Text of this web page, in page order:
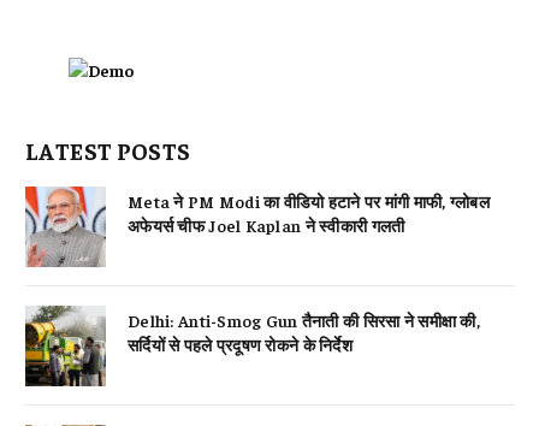
LATEST POSTS
Meta ने PM Modi का वीडियो हटाने पर मांगी माफी, ग्लोबल
अफेयर्स चीफ Joel Kaplan ने स्वीकारी गलती
Delhi: Anti-Smog Gun तैनाती की सिरसा ने समीक्षा की,
सर्दियों से पहले प्रदूषण रोकने के निर्देश